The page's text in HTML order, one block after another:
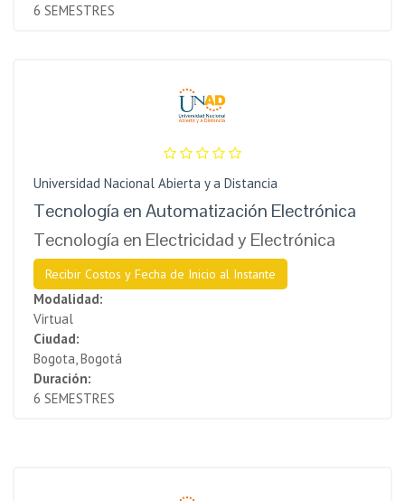
6 SEMESTRES
Universidad Nacional Abierta y a Distancia
Tecnología en Automatización Electrónica
Tecnología en Electricidad y Electrónica
Recibir Costos y Fecha de Inicio al Instante
Modalidad:
Virtual
Ciudad:
Bogota, Bogotá
Duración:
6 SEMESTRES